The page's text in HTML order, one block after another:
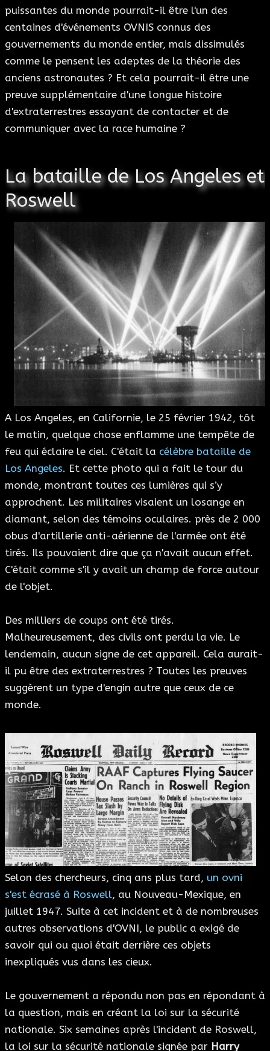
puissantes du monde pourrait-il être l'un des
centaines d'événements OVNIS connus des
gouvernements du monde entier, mais dissimulés
comme le pensent les adeptes de la théorie des
anciens astronautes ? Et cela pourrait-il être une
preuve supplémentaire d'une longue histoire
d'extraterrestres essayant de contacter et de
communiquer avec la race humaine ?
La bataille de Los Angeles et
Roswell
A Los Angeles, en Californie, le 25 février 1942, tôt
le matin, quelque chose enflamme une tempête de
feu qui éclaire le ciel. C'était la célèbre bataille de
Los Angeles. Et cette photo qui a fait le tour du
monde, montrant toutes ces lumières qui s’y
approchent. Les militaires visaient un losange en
diamant, selon des témoins oculaires. près de 2 000
obus d'artillerie anti-aérienne de l'armée ont été
tirés. Ils pouvaient dire que ça n'avait aucun effet.
C'était comme s'il y avait un champ de force autour
de l'objet.
Des milliers de coups ont été tirés.
Malheureusement, des civils ont perdu la vie. Le
lendemain, aucun signe de cet appareil. Cela aurait-
il pu être des extraterrestres ? Toutes les preuves
suggèrent un type d'engin autre que ceux de ce
monde.
Selon des chercheurs, cinq ans plus tard, un ovni
s'est écrasé à Roswell, au Nouveau-Mexique, en
juillet 1947. Suite à cet incident et à de nombreuses
autres observations d'OVNI, le public a exigé de
savoir qui ou quoi était derrière ces objets
inexpliqués vus dans les cieux.
Le gouvernement a répondu non pas en répondant à
la question, mais en créant la loi sur la sécurité
nationale. Six semaines après l'incident de Roswell,
la loi sur la sécurité nationale signée par Harry